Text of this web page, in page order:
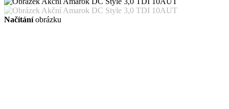
Načítáníobrázku